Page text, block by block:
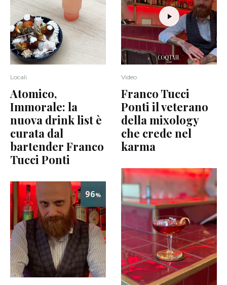
Locali
Atomico,
Immorale: la
nuova drink list è
curata dal
bartender Franco
Tucci Ponti
96%
Video
Franco Tucci
Ponti il veterano
della mixology
che crede nel
karma